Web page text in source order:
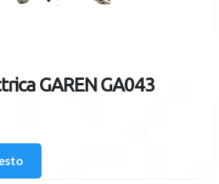
GAREN GA043